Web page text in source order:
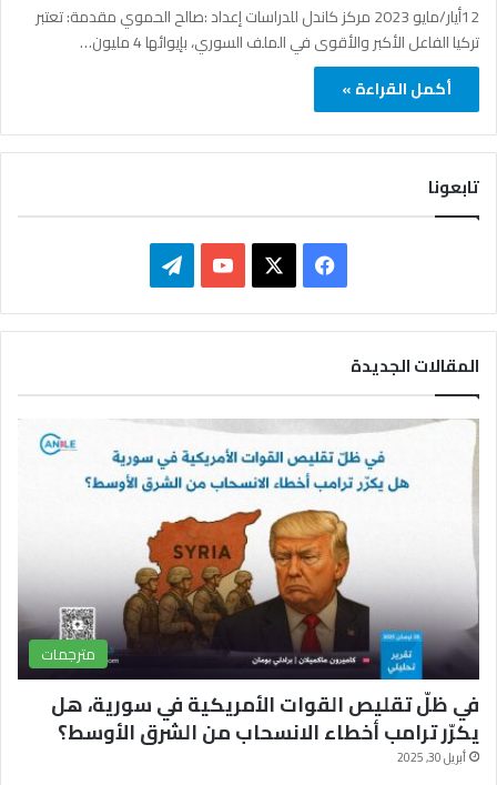
12أيار/مايو 2023 مركز كاندل للدراسات إعداد :صالح الحموي مقدمة: تعتبر
تركيا الفاعل الأكبر والأقوى في الملف السوري، بإيوائها 4 مليون…
أكمل القراءة »
تابعونا
ي
ب
و
ك
X
Y
u
T
u
b
e
ي
ق
ا
م
المقالات الجديدة
مترجمات
في ظلّ تقليص القوات الأمريكية في سورية، هل
يكرّر ترامب أخطاء الانسحاب من الشرق الأوسط؟
أبريل 30, 2025